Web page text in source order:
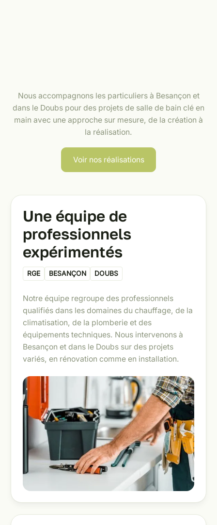
Nous accompagnons les particuliers à Besançon et
dans le Doubs pour des projets de salle de bain clé en
main avec une approche sur mesure, de la création à
la réalisation.
Voir nos réalisations
Une équipe de
professionnels
expérimentés
RGE BESANÇON DOUBS
Notre équipe regroupe des professionnels
qualifiés dans les domaines du chauffage, de la
climatisation, de la plomberie et des
équipements techniques. Nous intervenons à
Besançon et dans le Doubs sur des projets
variés, en rénovation comme en installation.